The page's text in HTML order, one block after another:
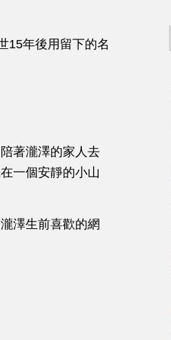
15年後用留下的名
著瀧澤的家人去
一個安靜的小山
澤生前喜歡的網